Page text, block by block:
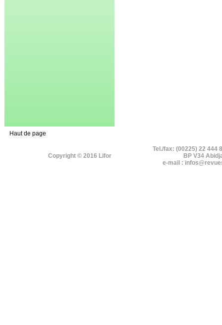
Haut de page
Copyright © 2016 Lifor
Tel./fax: (00225) 22 444
BP V34
e-mail :